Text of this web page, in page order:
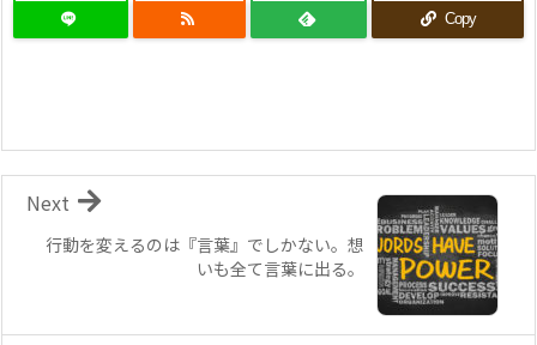
Copy
行動を変えるのは『言葉』でしかない。想
いも全て言葉に出る。
Next